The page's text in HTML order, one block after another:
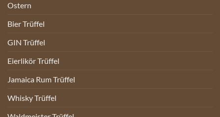
Ostern
Bier Trüffel
GIN Trüffel
Eierlikör Trüffel
Jamaica Rum Trüffel
Whisky Trüffel